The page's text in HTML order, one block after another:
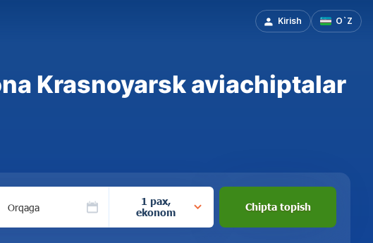
Kirish O`Z
Krasnoyarsk aviachiptalar
Orqaga
1 pax,
ekonom
Chipta topish